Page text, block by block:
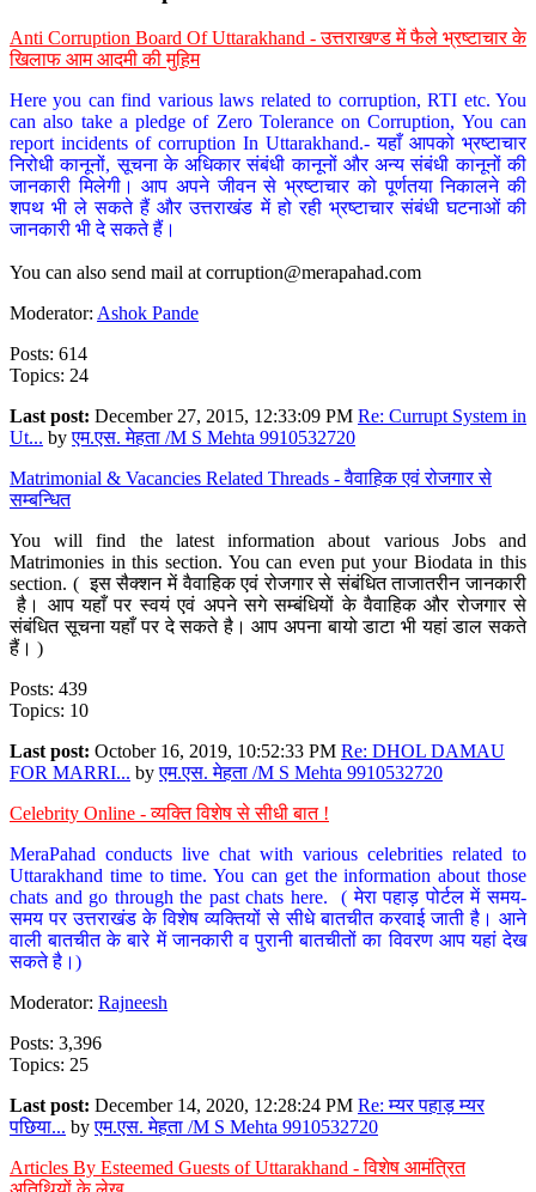
Anti Corruption Board Of Uttarakhand - उत्तराखण्ड में फैले भ्रष्टाचार के
खिलाफ आम आदमी की मुहिम
Here you can find various laws related to corruption, RTI etc. You
can also take a pledge of Zero Tolerance on Corruption, You can
report incidents of corruption In Uttarakhand.- यहाँ आपको भ्रष्टाचार
निरोधी कानूनों, सूचना के अधिकार संबंधी कानूनों और अन्य संबंधी कानूनों की
जानकारी मिलेगी। आप अपने जीवन से भ्रष्टाचार को पूर्णतया निकालने की
शपथ भी ले सकते हैं और उत्तराखंड में हो रही भ्रष्टाचार संबंधी घटनाओं की
जानकारी भी दे सकते हैं।
You can also send mail at corruption@merapahad.com
Moderator: Ashok Pande
Posts: 614
Topics: 24
Last post: December 27, 2015, 12:33:09 PM Re: Currupt System in
Ut... byएम.एस. मेहता /M S Mehta 9910532720
Matrimonial & Vacancies Related Threads - वैवाहिक एवं रोजगार से
सम्बन्धित
You will find the latest information about various Jobs and
Matrimonies in this section. You can even put your Biodata in this
section. ( इस सैक्शन में वैवाहिक एवं रोजगार से संबंधित ताजातरीन जानकारी
है। आप यहाँ पर स्वयं एवं अपने सगे सम्बंधियों के वैवाहिक और रोजगार से
संबंधित सूचना यहाँ पर दे सकते है। आप अपना बायो डाटा भी यहां डाल सकते
हैं। )
Posts: 439
Topics: 10
Last post: October 16, 2019, 10:52:33 PM Re: DHOL DAMAU
FOR MARRI... byएम.एस. मेहता /M S Mehta 9910532720
Celebrity Online - व्यक्ति विशेष से सीधी बात !
MeraPahad conducts live chat with various celebrities related to
Uttarakhand time to time. You can get the information about those
chats and go through the past chats here. ( मेरा पहाड़ पोर्टल में समय-
समय पर उत्तराखंड के विशेष व्यक्तियों से सीधे बातचीत करवाई जाती है। आने
वाली बातचीत के बारे में जानकारी व पुरानी बातचीतों का विवरण आप यहां देख
सकते है।)
Moderator: Rajneesh
Posts: 3,396
Topics: 25
Last post: December 14, 2020, 12:28:24 PM Re: म्यर पहाड़ म्यर
पछिया... byएम.एस. मेहता /M S Mehta 9910532720
Articles By Esteemed Guests of Uttarakhand - विशेष आमंत्रित